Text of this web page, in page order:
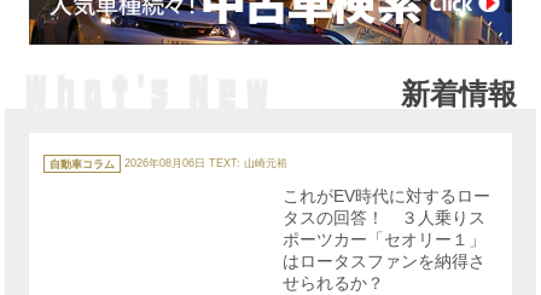
新着情報
テ
ゴ
自動車コラム 2026年08月06日 TEXT: 山崎元裕
これがEV時代に対するロー
タスの回答！ ３人乗りス
ポーツカー「セオリー１」
はロータスファンを納得さ
せられるか？